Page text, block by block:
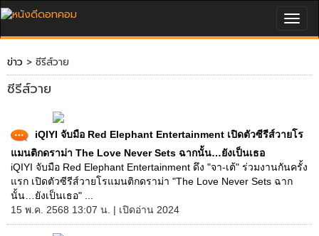
ข่าว > ซีรีส์วาย
ซีรีส์วาย
iQIYI จับมือ Red Elephant Entertainment เปิดตัวซีรีส์วายโร
แมนติกดราม่า The Love Never Sets ฉากนั้น…ยังเป็นเธอ
iQIYI จับมือ Red Elephant Entertainment ดึง "จา-เต้" ร่วมงานกันครั้ง
แรก เปิดตัวซีรีส์วายโรแมนติกดราม่า "The Love Never Sets ฉาก
นั้น…ยังเป็นเธอ" ...
15 พ.ค. 2568 13:07 น. | เปิดอ่าน 2024